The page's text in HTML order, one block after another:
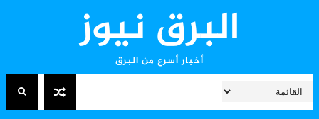
البرق نيوز
أخبار أسرع من البرق